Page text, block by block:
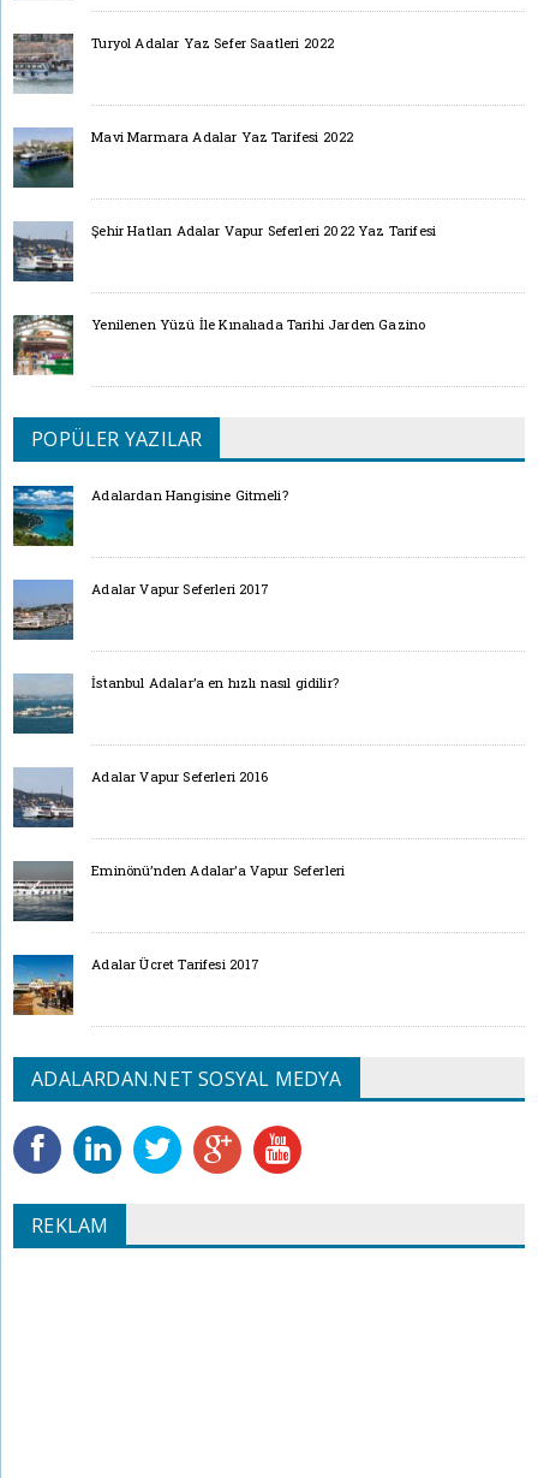
Turyol Adalar Yaz Sefer Saatleri 2022
Mavi Marmara Adalar Yaz Tarifesi 2022
Şehir Hatları Adalar Vapur Seferleri 2022 Yaz Tarifesi
Yenilenen Yüzü İle Kınalıada Tarihi Jarden Gazino
POPÜLER YAZILAR
Adalardan Hangisine Gitmeli?
Adalar Vapur Seferleri 2017
İstanbul Adalar’a en hızlı nasıl gidilir?
Adalar Vapur Seferleri 2016
Eminönü’nden Adalar’a Vapur Seferleri
Adalar Ücret Tarifesi 2017
ADALARDAN.NET SOSYAL MEDYA
REKLAM